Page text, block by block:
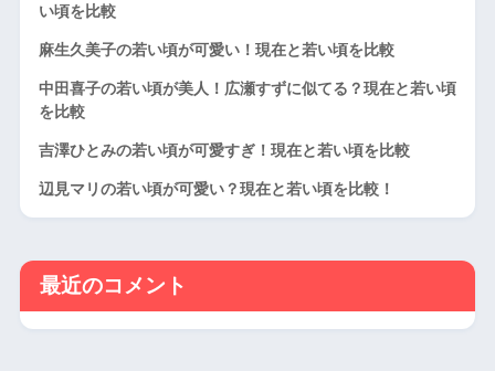
い頃を比較
麻生久美子の若い頃が可愛い！現在と若い頃を比較
中田喜子の若い頃が美人！広瀬すずに似てる？現在と若い頃
を比較
吉澤ひとみの若い頃が可愛すぎ！現在と若い頃を比較
辺見マリの若い頃が可愛い？現在と若い頃を比較！
最近のコメント